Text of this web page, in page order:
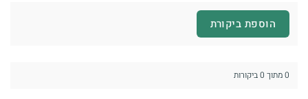
הוספת ביקורת
0 מתוך 0 ביקורות